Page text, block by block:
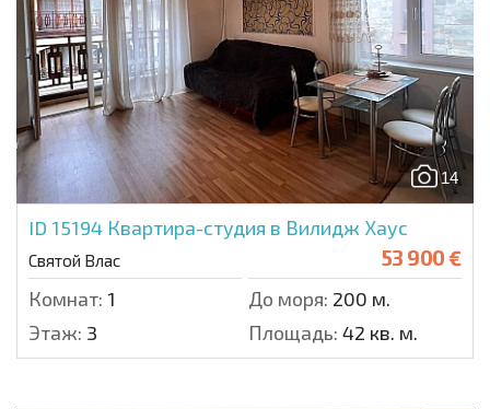
14
ID 15194 Квартира-студия в Вилидж Хаус
Святой Влас 53 900 €
Комнат: 1 До моря: 200 м.
Этаж: 3 Площадь: 42 кв. м.